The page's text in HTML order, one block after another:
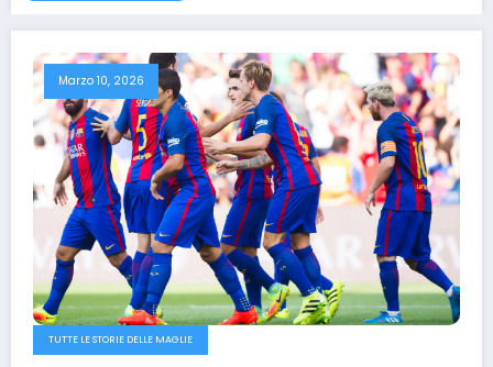
Marzo 10, 2026
TUTTE LE STORIE DELLE MAGLIE